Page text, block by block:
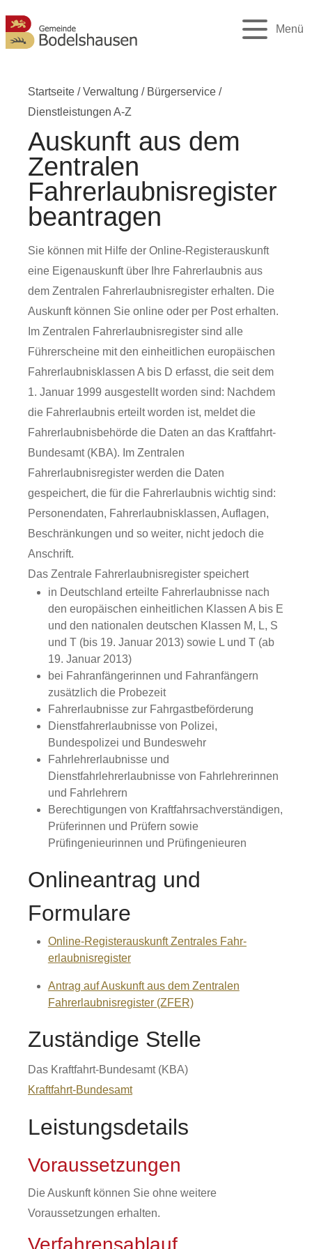
Menü
Startseite /Verwaltung / Bürgerservice /
Dienstleistungen A-Z
Auskunft aus dem
Zentralen
Fahrerlaubnisregister
beantragen
Sie können mit Hilfe der Online-Registerauskunft
eine Eigenauskunft über Ihre Fahrerlaubnis aus
dem Zentralen Fahrerlaubnisregister erhalten. Die
Auskunft können Sie online oder per Post erhalten.
Im Zentralen Fahrerlaubnisregister sind alle
Führerscheine mit den einheitlichen europäischen
Fahrerlaubnisklassen A bis D erfasst, die seit dem
1. Januar 1999 ausgestellt worden sind: Nachdem
die Fahrerlaubnis erteilt worden ist, meldet die
Fahrerlaubnisbehörde die Daten an das Kraftfahrt-
Bundesamt (KBA). Im Zentralen
Fahrerlaubnisregister werden die Daten
gespeichert, die für die Fahrerlaubnis wichtig sind:
Personendaten, Fahrerlaubnisklassen, Auflagen,
Beschränkungen und so weiter, nicht jedoch die
Anschrift.
Das Zentrale Fahrerlaubnisregister speichert
in Deutschland erteilte Fahrerlaubnisse nach
den europäischen einheitlichen Klassen A bis E
und den nationalen deutschen Klassen M, L, S
und T (bis 19. Januar 2013) sowie L und T (ab
19. Januar 2013)
bei Fahranfängerinnen und Fahranfängern
zusätzlich die Probezeit
Fahrerlaubnisse zur Fahrgastbeförderung
Dienstfahrerlaubnisse von Polizei,
Bundespolizei und Bundeswehr
Fahrlehrerlaubnisse und
Dienstfahrlehrerlaubnisse von Fahrlehrerinnen
und Fahrlehrern
Berechtigungen von Kraftfahrsachverständigen,
Prüferinnen und Prüfern sowie
Prüfingenieurinnen und Prüfingenieuren
Onlineantrag und
Formulare
Online-Registerauskunft Zentrales Fahr­
erlaubnis­register
Antrag auf Auskunft aus dem Zentralen
Fahrerlaubnisregister (ZFER)
Zuständige Stelle
Das Kraftfahrt-Bundesamt (KBA)
Kraftfahrt-Bundesamt
Leistungsdetails
Voraussetzungen
Die Auskunft können Sie ohne weitere
Voraussetzungen erhalten.
Verfahrensablauf